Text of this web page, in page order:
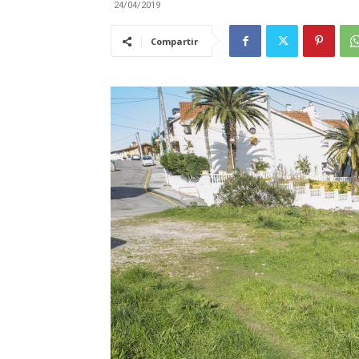
|
Cantabria
24/04/2019
Compartir